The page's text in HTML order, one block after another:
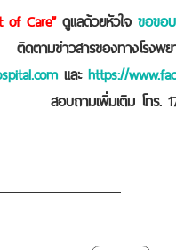
of Care” ดูแลด้วยหัวใจ ขอขอ
ติดตามข่าวสารของทางโรงพย
และ https://
สอบถามเพิ่มเติม โทร.